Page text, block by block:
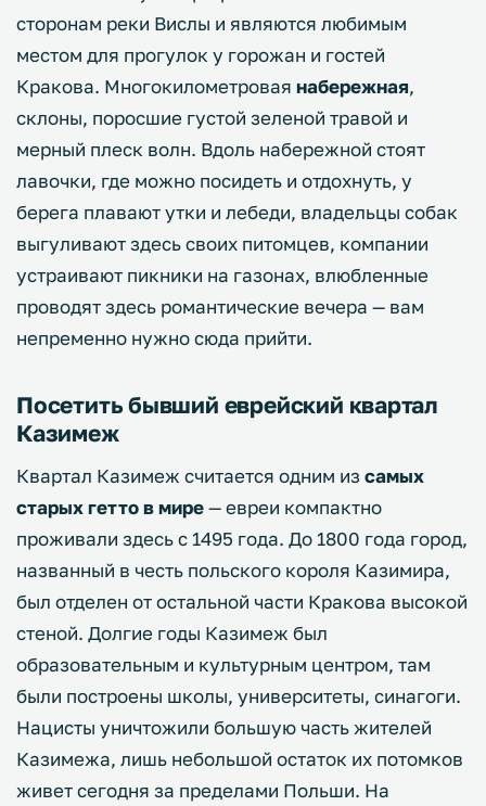
сторонам реки Вислы и являются любимым
местом для прогулок у горожан и гостей
Кракова. Многокилометровая набережная,
склоны, поросшие густой зеленой травой и
мерный плеск волн. Вдоль набережной стоят
лавочки, где можно посидеть и отдохнуть, у
берега плавают утки и лебеди, владельцы собак
выгуливают здесь своих питомцев, компании
устраивают пикники на газонах, влюбленные
проводят здесь романтические вечера — вам
непременно нужно сюда прийти.
Посетить бывший еврейский квартал
Казимеж
Квартал Казимеж считается одним изсамых
старых гетто в мире— евреи компактно
проживали здесь с 1495 года. До 1800 года город,
названный в честь польского короля Казимира,
был отделен от остальной части Кракова высокой
стеной. Долгие годы Казимеж был
образовательным и культурным центром, там
были построены школы, университеты, синагоги.
Нацисты уничтожили большую часть жителей
Казимежа, лишь небольшой остаток их потомков
живет сегодня за пределами Польши. На